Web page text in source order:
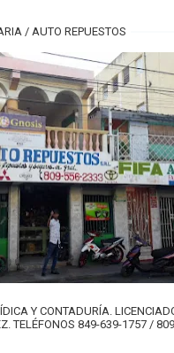
/ AUTO REPUESTOS
Y CONTADURÍA.
TELÉFONOS 849-639-1757 /